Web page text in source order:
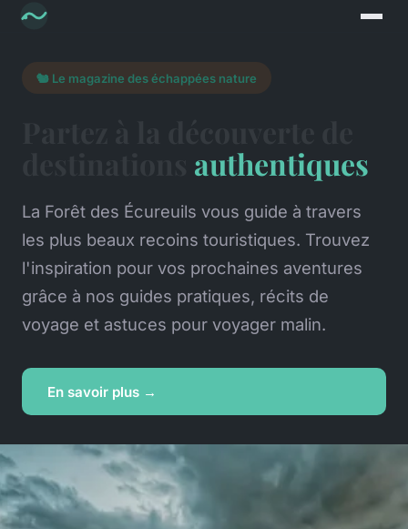
🐿️ Le magazine des échappées nature
authentiques
La Forêt des Écureuils vous guide à travers
les plus beaux recoins touristiques. Trouvez
l'inspiration pour vos prochaines aventures
grâce à nos guides pratiques, récits de
voyage et astuces pour voyager malin.
En savoir plus →